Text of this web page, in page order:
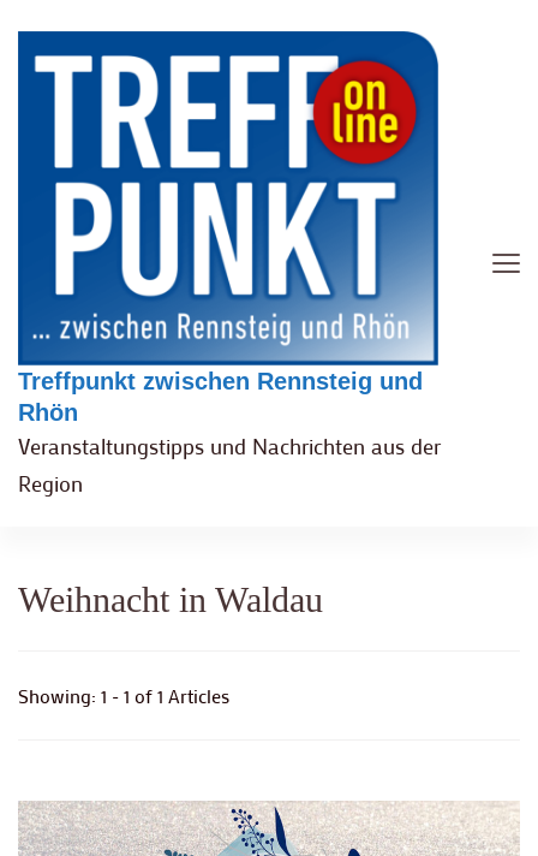
Treffpunkt zwischen Rennsteig und
Rhön
Veranstaltungstipps und Nachrichten aus der
Region
Weihnacht in Waldau
Showing: 1 - 1 of 1 Articles